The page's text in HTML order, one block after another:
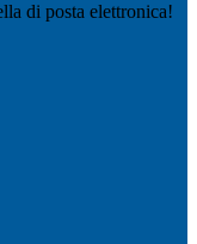
di posta elettronica!